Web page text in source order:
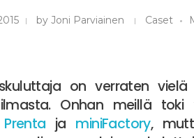
by Joni Parviainen Caset
on verraten
Onhan meillä toki
Prenta ja miniFactory,